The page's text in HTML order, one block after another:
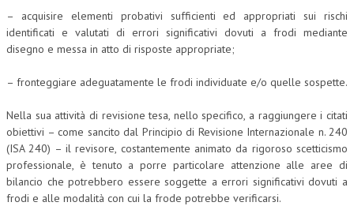
– acquisire elementi probativi sufficienti ed appropriati sui rischi
identificati e valutati di errori significativi dovuti a frodi mediante
disegno e messa in atto di risposte appropriate;
– fronteggiare adeguatamente le frodi individuate e/o quelle sospette.
Nella sua attività di revisione tesa, nello specifico, a raggiungere i citati
obiettivi – come sancito dal Principio di Revisione Internazionale n. 240
(ISA 240) – il revisore, costantemente animato da rigoroso scetticismo
professionale, è tenuto a porre particolare attenzione alle aree di
bilancio che potrebbero essere soggette a errori significativi dovuti a
frodi e alle modalità con cui la frode potrebbe verificarsi.